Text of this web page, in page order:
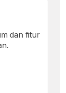
dan fitur